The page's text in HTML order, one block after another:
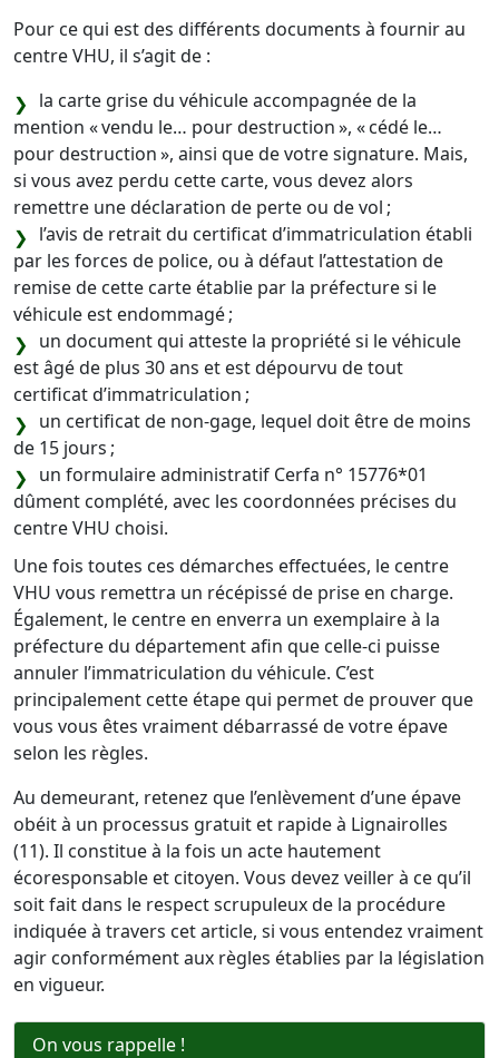
Pour ce qui est des différents documents à fournir au
centre VHU, il s’agit de :
la carte grise du véhicule accompagnée de la
mention « vendu le… pour destruction », « cédé le…
pour destruction », ainsi que de votre signature. Mais,
si vous avez perdu cette carte, vous devez alors
remettre une déclaration de perte ou de vol ;
l’avis de retrait du certificat d’immatriculation établi
par les forces de police, ou à défaut l’attestation de
remise de cette carte établie par la préfecture si le
véhicule est endommagé ;
un document qui atteste la propriété si le véhicule
est âgé de plus 30 ans et est dépourvu de tout
certificat d’immatriculation ;
un certificat de non-gage, lequel doit être de moins
de 15 jours ;
un formulaire administratif Cerfa n° 15776*01
dûment complété, avec les coordonnées précises du
centre VHU choisi.
Une fois toutes ces démarches effectuées, le centre
VHU vous remettra un récépissé de prise en charge.
Également, le centre en enverra un exemplaire à la
préfecture du département afin que celle-ci puisse
annuler l’immatriculation du véhicule. C’est
principalement cette étape qui permet de prouver que
vous vous êtes vraiment débarrassé de votre épave
selon les règles.
Au demeurant, retenez que l’enlèvement d’une épave
obéit à un processus gratuit et rapide à Lignairolles
(11). Il constitue à la fois un acte hautement
écoresponsable et citoyen. Vous devez veiller à ce qu’il
soit fait dans le respect scrupuleux de la procédure
indiquée à travers cet article, si vous entendez vraiment
agir conformément aux règles établies par la législation
en vigueur.
On vous rappelle !